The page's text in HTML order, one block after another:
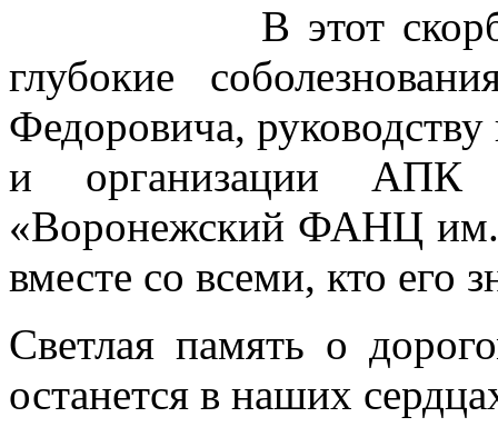
В этот скорбный
глубокие
Федоровича,
и организации
«Воронежский ФАНЦ
вместе со всеми, кто его
Светлая память о
останется в наших